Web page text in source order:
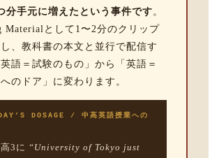
分手元に増えたという事件です。
Materialとして1〜2分のクリップ
、教科書の本文と並行で配信す
語＝試験のもの」から「英語＝
のドア」に変わります。
DOSAGE / 中高英語授業への
3に “University of Tokyo just